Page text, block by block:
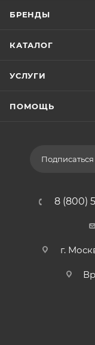
БРЕНДЫ
КАТАЛОГ
УСЛУГИ
ПОМОЩЬ
8 (800)
г.